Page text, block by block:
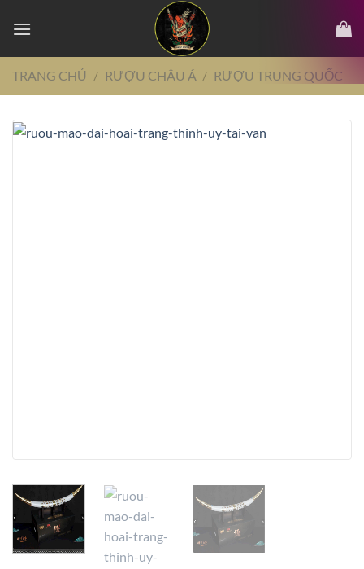
đến
dungTRANG CHỦ / RƯỢU CHÂU Á / RƯỢU TRUNG QUỐC